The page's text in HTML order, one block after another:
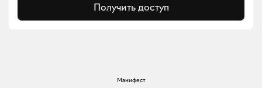
Получить доступ
Манифест